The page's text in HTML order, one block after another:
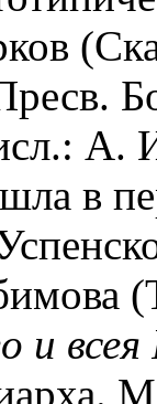
А.
в
и всея